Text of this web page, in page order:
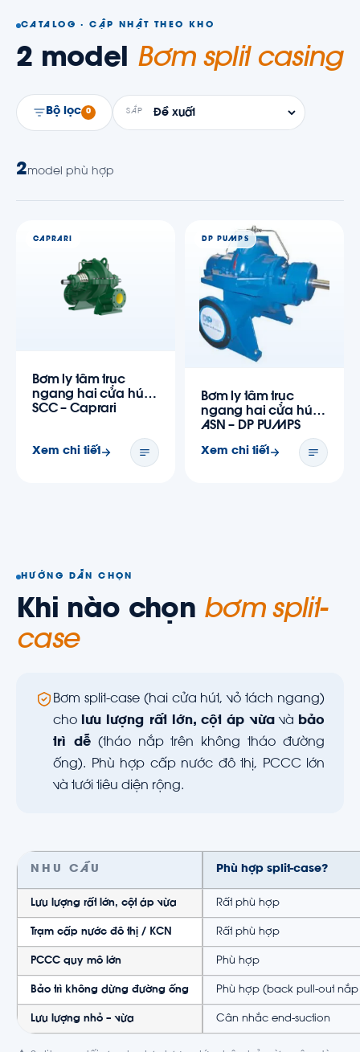
CATALOG · CẬP NHẬT THEO KHO
2 model Bơm split casing
Bộ lọc 0 SẮP
2model phù hợp
CAPRARI
Bơm ly tâm trục
ngang hai cửa hút
SCC – Caprari
Xem chi tiết
DP PUMPS
Bơm ly tâm trục
ngang hai cửa hút
ASN – DP PUMPS
Xem chi tiết
HƯỚNG DẪN CHỌN
Khi nào chọn bơm split-
case
Bơm split-case (hai cửa hút, vỏ tách ngang)
cho
lưu lượng rất lớn, cột áp vừavà bảo
trì dễ(tháo nắp trên không tháo đường
ống). Phù hợp cấp nước đô thị, PCCC lớn
và tưới tiêu diện rộng.
NHU CẦU Phù hợp split-case?
Lưu lượng rất lớn, cột áp vừa Rất phù hợp
Trạm cấp nước đô thị / KCN Rất phù hợp
PCCC quy mô lớn Phù hợp
Bảo trì không dừng đường ống Phù hợp (back pull-out nắp
Lưu lượng nhỏ – vừa Cân nhắc end-suction